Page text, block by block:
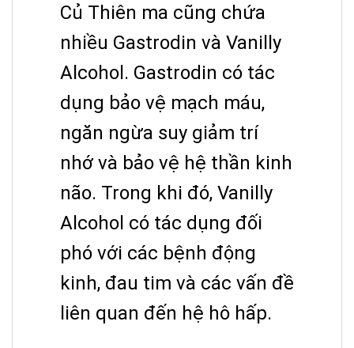
Củ Thiên ma cũng chứa
nhiều Gastrodin và Vanilly
Alcohol. Gastrodin có tác
dụng bảo vệ mạch máu,
ngăn ngừa suy giảm trí
nhớ và bảo vệ hệ thần kinh
não. Trong khi đó, Vanilly
Alcohol có tác dụng đối
phó với các bệnh động
kinh, đau tim và các vấn đề
liên quan đến hệ hô hấp.